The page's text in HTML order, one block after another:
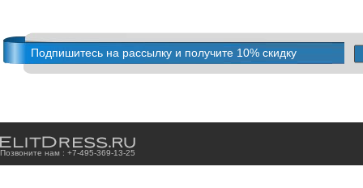
Подпишитесь на рассылку и получите 10% скидку
Позвоните нам : +7-495-369-13-25